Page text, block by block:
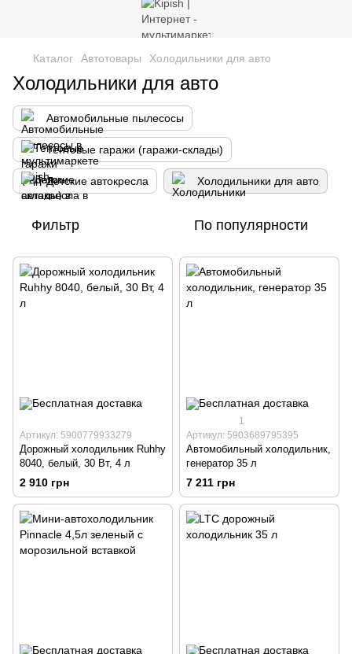
Каталог Автотовары Холодильники для авто
Холодильники для авто
Автомобильные пылесосы
Тентовые гаражи (гаражи-склады)
Детские автокресла Холодильники для авто
Фильтр По популярности
Артикул: 5900779933279
Дорожный холодильник Ruhhy
8040, белый, 30 Вт, 4 л
2 910 грн
1
Артикул: 5903689795395
Автомобильный холодильник,
генератор 35 л
7 211 грн